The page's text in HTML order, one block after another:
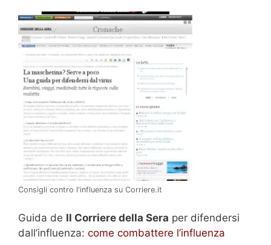
Consigli contro l'influenza su Corriere.it
Guida de Il Corriere della Sera per difendersi
dall’influenza: come combattere l’influenza